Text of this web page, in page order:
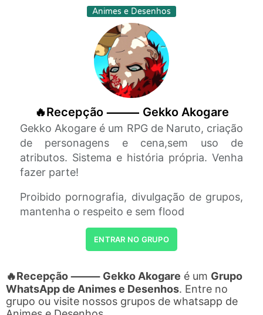
Animes e Desenhos
🔥Recepção ⸻ Gekko Akogare
Gekko Akogare é um RPG de Naruto, criação
de personagens e cena,sem uso de
atributos. Sistema e história própria. Venha
fazer parte!
Proibido pornografia, divulgação de grupos,
mantenha o respeito e sem flood
ENTRAR NO GRUPO
🔥Recepção ⸻ Gekko Akogare é um Grupo
WhatsApp de Animes e Desenhos. Entre no
grupo ou visite nossos grupos de whatsapp de